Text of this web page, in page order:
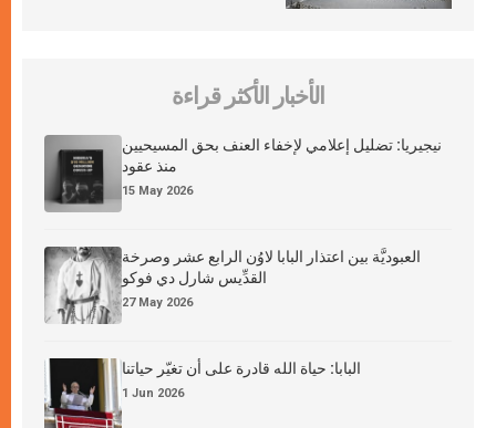
الأخبار الأكثر قراءة
نيجيريا: تضليل إعلامي لإخفاء العنف بحق المسيحيين
منذ عقود
15 May 2026
العبوديَّة بين اعتذار البابا لاوُن الرابع عشر وصرخة
القدِّيس شارل دي فوكو
27 May 2026
البابا: حياة الله قادرة على أن تغيّر حياتنا
1 Jun 2026